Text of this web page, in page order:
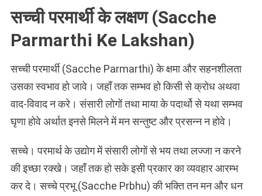
सच्ची परमार्थी के लक्षण (Sacche
Parmarthi Ke Lakshan)
सच्ची परमार्थी (Sacche Parmarthi) के क्षमा और सहनशीलता
उसका स्वभाव हो जावे। जहाँ तक सम्भव हो किसी से क्रोध अथवा
वाद-विवाद न करे। संसारी लोगों तथा माया के पदार्थो से यथा सम्भव
घृणा होवे अर्थात इनसे मिलने में मन सन्तुष्ट और प्रसन्न न होवे।
सच्चे। परमार्थ के उद्योग में संसारी लोगों से भय तथा लज्जा न करने
की इच्छा रक्खे। जहाँ तक हो सके इसी प्रकार का व्यवहार आरम्भ
कर दे। सच्चे प्रभू (Sacche Prbhu) की भक्ति तन मन और धन